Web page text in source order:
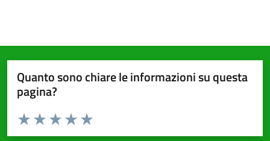
Quanto sono chiare le informazioni su questa
pagina?
Valuta da 1 a 5 stelle la pagina
Valuta 5 stelle su 5
Valuta 4 stelle su 5
Valuta 3 stelle su 5
Valuta 2 stelle su 5
Valuta 1 stelle su 5